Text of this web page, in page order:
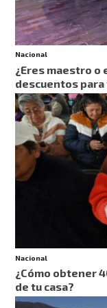
Nacional
¿Eres maestro o
descuentos para
Nacional
¿Cómo obtener
de tu casa?